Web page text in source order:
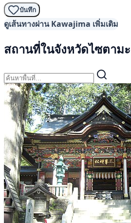
บันทึก
ดูเส้นทางผ่าน Kawajima เพิ่มเติม
สถานที่ในจังหวัดไซตามะ